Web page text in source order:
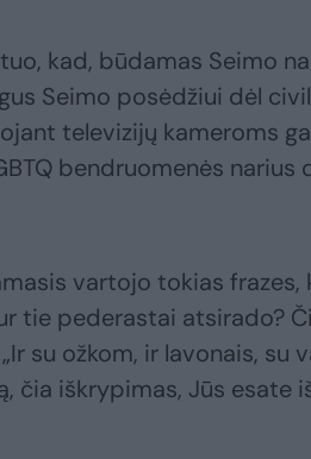
kad, būdamas Seimo
Seimo posėdžiui dėl
televizijų kameroms
bendruomenės narius
vartojo tokias frazes,
tie pederastai atsirado?
su ožkom, ir lavonais, su
čia iškrypimas, Jūs esate